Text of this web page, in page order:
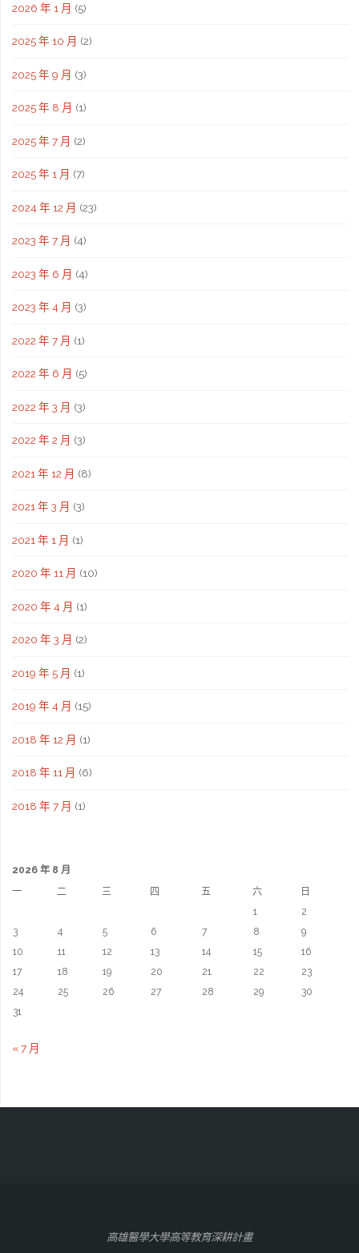
2026 年 1 月 (5)
2025 年 10 月 (2)
2025 年 9 月 (3)
2025 年 8 月 (1)
2025 年 7 月 (2)
2025 年 1 月 (7)
2024 年 12 月 (23)
2023 年 7 月 (4)
2023 年 6 月 (4)
2023 年 4 月 (3)
2022 年 7 月 (1)
2022 年 6 月 (5)
2022 年 3 月 (3)
2022 年 2 月 (3)
2021 年 12 月 (8)
2021 年 3 月 (3)
2021 年 1 月 (1)
2020 年 11 月 (10)
2020 年 4 月 (1)
2020 年 3 月 (2)
2019 年 5 月 (1)
2019 年 4 月 (15)
2018 年 12 月 (1)
2018 年 11 月 (6)
2018 年 7 月 (1)
2026 年 8 月
一
二 三 四 五 六
日
1
2
3
4 5 6 7 8
9
10
11 12 13 14 15
16
17
18 19 20 21 22
23
24
25 26 27 28 29
30
31
« 7 月
高雄醫學大學高等教育深耕計畫